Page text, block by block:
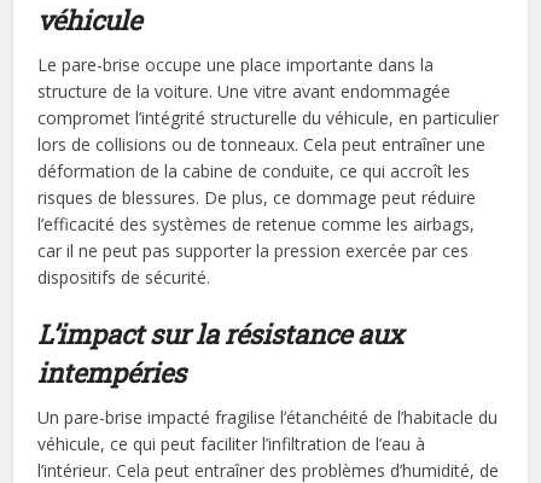
véhicule
Le pare-brise occupe une place importante dans la
structure de la voiture. Une vitre avant endommagée
compromet l’intégrité structurelle du véhicule, en particulier
lors de collisions ou de tonneaux. Cela peut entraîner une
déformation de la cabine de conduite, ce qui accroît les
risques de blessures. De plus, ce dommage peut réduire
l’efficacité des systèmes de retenue comme les airbags,
car il ne peut pas supporter la pression exercée par ces
dispositifs de sécurité.
L’impact sur la résistance aux
intempéries
Un pare-brise impacté fragilise l’étanchéité de l’habitacle du
véhicule, ce qui peut faciliter l’infiltration de l’eau à
l’intérieur. Cela peut entraîner des problèmes d’humidité, de